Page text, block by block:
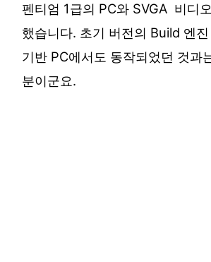
펜티엄 1급의 PC와 SVGA 비디
했습니다. 초기 버전의 Build 엔
기반 PC에서도 동작되었던 것과
분이군요.